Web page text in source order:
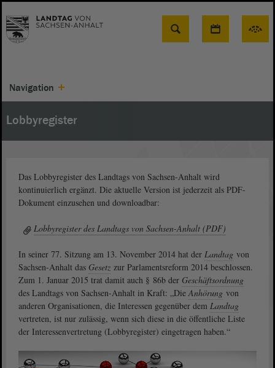
Suche
Navigation
Lobbyregister
Das Lobbyregister des Landtags von Sachsen-Anhalt wird
kontinuierlich ergänzt. Die aktuelle Version ist jederzeit als PDF-
Dokument einzusehen und downloadbar:
Lobbyregister des Landtags von Sachsen-Anhalt (PDF)
In seiner 77. Sitzung am 13. November 2014 hat der Landtag von
Sachsen-Anhalt das Gesetz zur Parlamentsreform 2014 beschlossen.
Zum 1. Januar 2015 trat damit auch § 86b der Geschäftsordnung
des Landtags von Sachsen-Anhalt in Kraft: „DieAnhörung von
anderen Organisationen, die Interessen gegenüber dem Landtag
vertreten, ist nur zulässig, wenn sich diese in die öffentliche Liste
der Interessenvertretung (Lobbyregister) eingetragen haben.“